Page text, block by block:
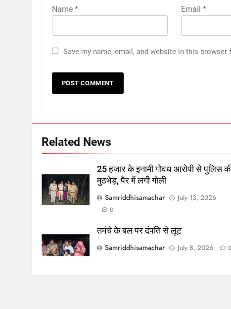
Name * Email *
Save my name, email, and website in this
Related News
25 हजार के इनामी गोवध आरोपी से पुलिस
मुठभेड़, पैर में लगी गोली
Samriddhisamachar
July 13, 2026
0
तमंचे के बल पर दंपति से लूट
Samriddhisamachar
July 8, 2026 0